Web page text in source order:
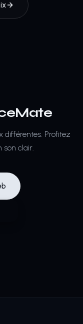
différentes. Profitez
son clair.